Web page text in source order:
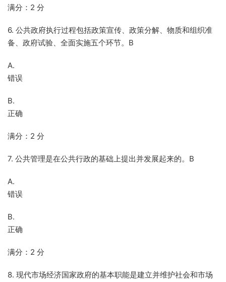
满分：2 分
6. 公共政府执行过程包括政策宣传、政策分解、物质和组织准
备、政府试验、全面实施五个环节。B
A.
错误
B.
正确
满分：2 分
7. 公共管理是在公共行政的基础上提出并发展起来的。B
A.
错误
B.
正确
满分：2 分
8. 现代市场经济国家政府的基本职能是建立并维护社会和市场